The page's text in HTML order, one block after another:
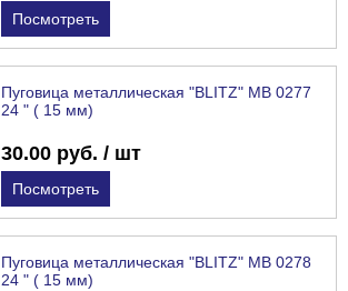
Посмотреть
Пуговица металлическая "BLITZ" MB 0277
24 " ( 15 мм)
30.00 руб. / шт
Посмотреть
Пуговица металлическая "BLITZ" MB 0278
24 " ( 15 мм)